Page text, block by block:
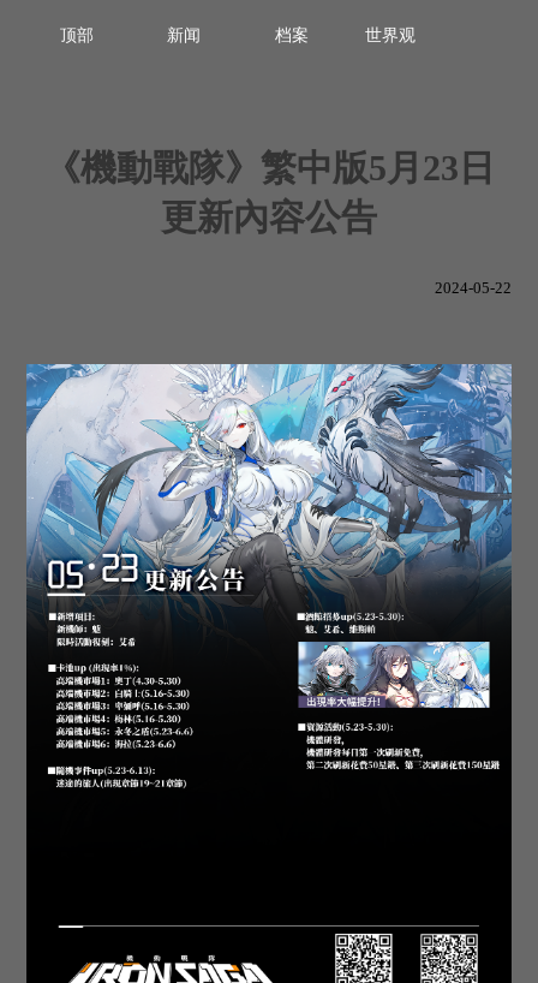
顶部 新闻 档案 世界观
《機動戰隊》繁中版5月23日
更新內容公告
2024-05-22